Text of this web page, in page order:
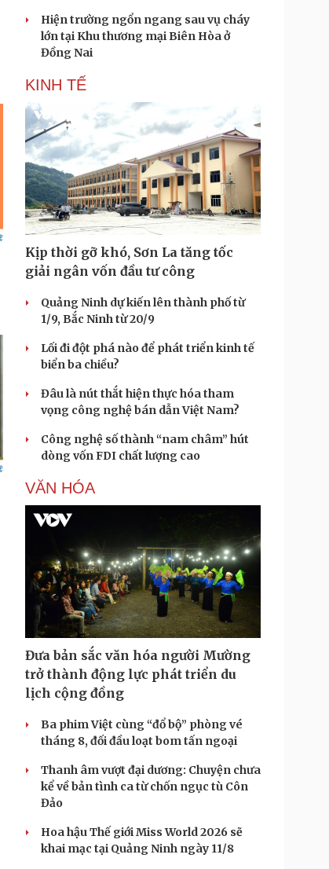
Hiện trường ngổn ngang sau vụ cháy
lớn tại Khu thương mại Biên Hòa ở
Đồng Nai
KINH TẾ
Kịp thời gỡ khó, Sơn La tăng tốc
giải ngân vốn đầu tư công
Quảng Ninh dự kiến lên thành phố từ
1/9, Bắc Ninh từ 20/9
Lối đi đột phá nào để phát triển kinh tế
biển ba chiều?
Đâu là nút thắt hiện thực hóa tham
vọng công nghệ bán dẫn Việt Nam?
Công nghệ số thành “nam châm” hút
dòng vốn FDI chất lượng cao
VĂN HÓA
Đưa bản sắc văn hóa người Mường
trở thành động lực phát triển du
lịch cộng đồng
Ba phim Việt cùng “đổ bộ” phòng vé
tháng 8, đối đầu loạt bom tấn ngoại
Thanh âm vượt đại dương: Chuyện chưa
kể về bản tình ca từ chốn ngục tù Côn
Đảo
Hoa hậu Thế giới Miss World 2026 sẽ
khai mạc tại Quảng Ninh ngày 11/8